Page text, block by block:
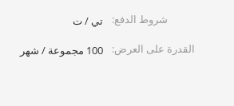
شروط الدفع:
تي / ت
القدرة على العرض:
100 مجموعة / شهر